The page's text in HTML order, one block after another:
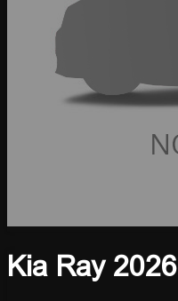
Kia Ray 2026